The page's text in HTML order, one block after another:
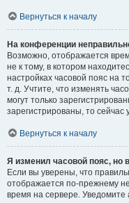
Вернуться к началу
На конференции
Возможно, отображается
не к тому, в котором
настройках часовой пояс на
т. д. Учтите, что изменять
могут только
зарегистрированы, то
Вернуться к началу
Я изменил часовой пояс, но
Если вы уверены, что
отображается по-прежнему
время на сервере.